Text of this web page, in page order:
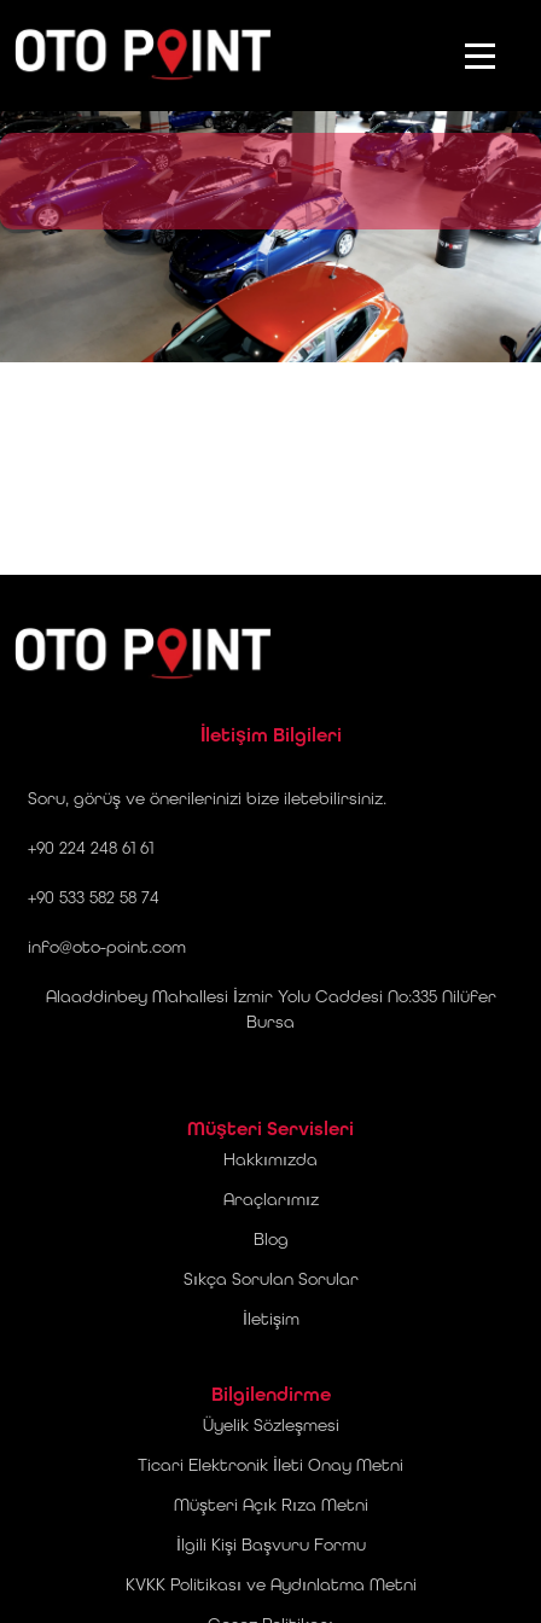
İletişim Bilgileri
Soru, görüş ve önerilerinizi bize iletebilirsiniz.
+90 224 248 61 61
+90 533 582 58 74
info@oto-point.com
Alaaddinbey Mahallesi İzmir Yolu Caddesi No:335 Nilüfer
Bursa
Müşteri Servisleri
Hakkımızda
Araçlarımız
Blog
Sıkça Sorulan Sorular
İletişim
Bilgilendirme
Üyelik Sözleşmesi
Ticari Elektronik İleti Onay Metni
Müşteri Açık Rıza Metni
İlgili Kişi Başvuru Formu
KVKK Politikası ve Aydınlatma Metni